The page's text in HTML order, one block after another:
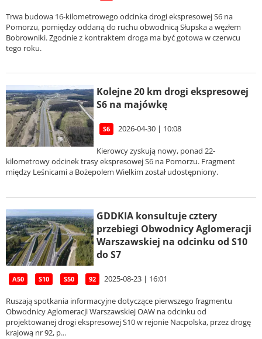
Trwa budowa 16-kilometrowego odcinka drogi ekspresowej S6 na
Pomorzu, pomiędzy oddaną do ruchu obwodnicą Słupska a węzłem
Bobrowniki. Zgodnie z kontraktem droga ma być gotowa w czerwcu
tego roku.
Kolejne 20 km drogi ekspresowej
S6 na majówkę
S6 2026-04-30 | 10:08
Kierowcy zyskują nowy, ponad 22-
kilometrowy odcinek trasy ekspresowej S6 na Pomorzu. Fragment
między Leśnicami a Bożepolem Wielkim został udostępniony.
GDDKIA konsultuje cztery
przebiegi Obwodnicy Aglomeracji
Warszawskiej na odcinku od S10
do S7
A50 S10 S50 92 2025-08-23 | 16:01
Ruszają spotkania informacyjne dotyczące pierwszego fragmentu
Obwodnicy Aglomeracji Warszawskiej OAW na odcinku od
projektowanej drogi ekspresowej S10 w rejonie Nacpolska, przez drogę
krajową nr 92, p...